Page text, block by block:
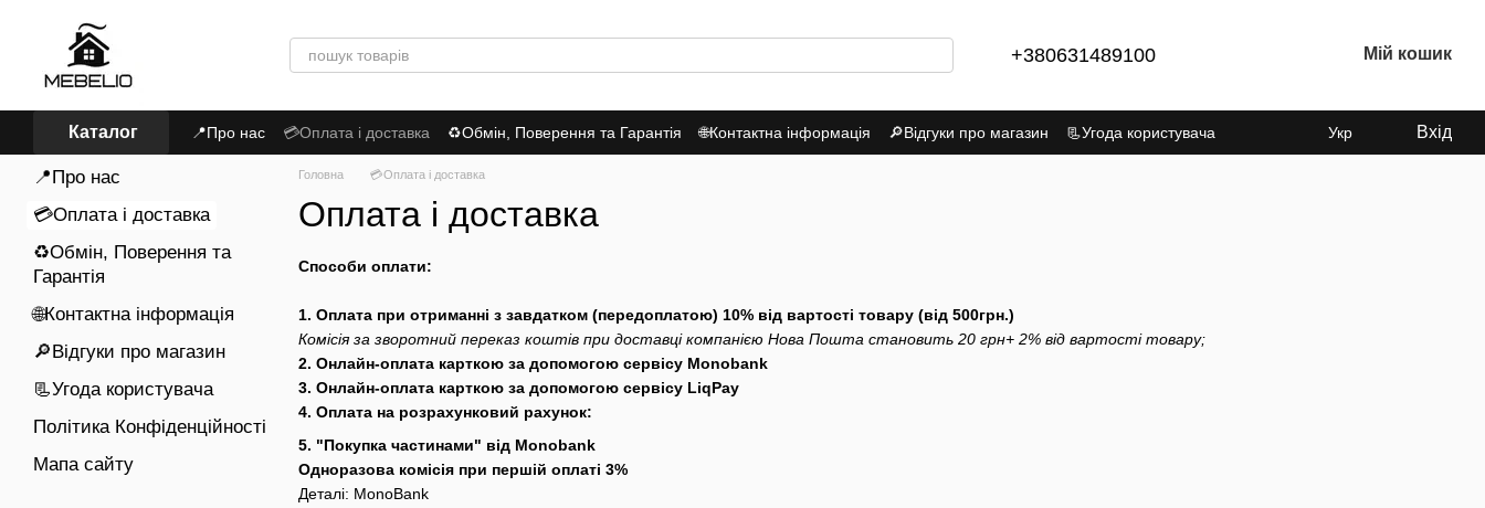
+380631489100 Мій кошик
Каталог 📍Про нас 💳Оплата і доставка ♻Обмін, Поверення та Гарантія 🌐Контактна інформація 🔎Відгуки про магазин
📃Угода користувача
Політика Конфіденційності
Укр Вхід
Головна 💳Оплата і доставка
Оплата і доставка
Способи оплати:
1. Оплата при отриманні з завдатком (передоплатою) 10% від вартості товару (від 500грн.)
Комісія за зворотний переказ коштів при доставці компанією Нова Пошта становить 20 грн+ 2% від вартості товару;
2. Онлайн-оплата карткою за допомогою сервісу Monobank
3. Онлайн-оплата карткою за допомогою сервісу LiqPay
4. Оплата на розрахунковий рахунок:
5. "Покупка частинами" від Monobank
Одноразова комісія при першій оплаті 3%
Деталі: MonoBank
📍Про нас
💳Оплата і доставка
♻Обмін, Поверення та
Гарантія
🌐Контактна інформація
🔎Відгуки про магазин
📃Угода користувача
Політика Конфіденційності
Мапа сайту